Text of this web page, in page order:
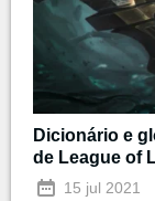
Dicionário e
de League of
15 jul 2021